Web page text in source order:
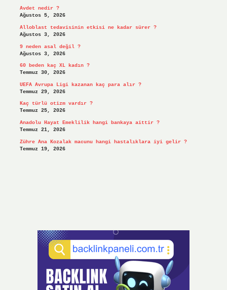
Avdet nedir ?
Ağustos 5, 2026
Alloblast tedavisinin etkisi ne kadar sürer ?
Ağustos 3, 2026
9 neden asal değil ?
Ağustos 3, 2026
60 beden kaç XL kadın ?
Temmuz 30, 2026
UEFA Avrupa Ligi kazanan kaç para alır ?
Temmuz 29, 2026
Kaç türlü otizm vardır ?
Temmuz 25, 2026
Anadolu Hayat Emeklilik hangi bankaya aittir ?
Temmuz 21, 2026
Zühre Ana Kozalak macunu hangi hastalıklara iyi gelir ?
Temmuz 19, 2026